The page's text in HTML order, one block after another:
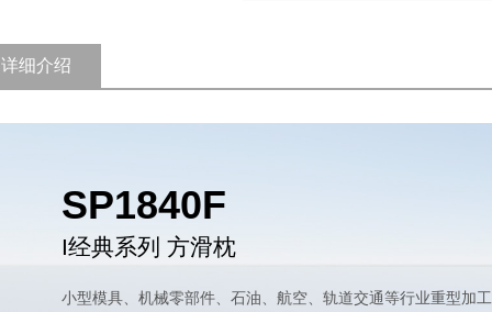
详细介绍
SP1840F
I经典系列 方滑枕
小型模具、机械零部件、石油、航空、轨道交通等行业重型加工